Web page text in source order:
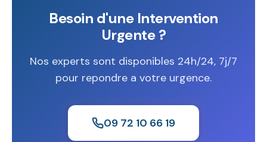
Besoin d'une Intervention
Urgente ?
Nos experts sont disponibles 24h/24, 7j/7
pour repondre a votre urgence.
09 72 10 66 19